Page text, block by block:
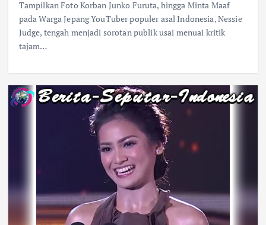
Tampilkan Foto Korban Junko Furuta, hingga Minta Maaf
pada Warga Jepang YouTuber populer asal Indonesia, Nessie
Judge, tengah menjadi sorotan publik usai menuai kritik
tajam…